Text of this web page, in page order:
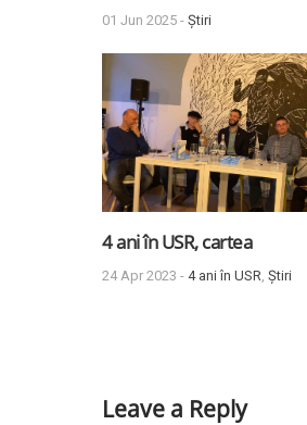
01 Jun 2025 - Știri
4 ani în USR, cartea
24 Apr 2023 - 4 ani în USR Știri
Leave a Reply